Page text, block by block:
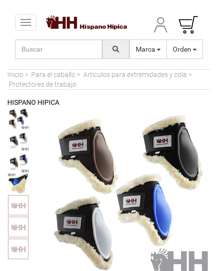
Toggle navigation
Marca Orden
Inicio > Para el caballo > Artículos para extremidades y cola >
Protectores de trabajo
HISPANO HIPICA